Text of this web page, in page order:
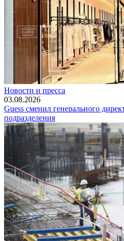
Новости и пресса
03.08.2026
Guess сменил генерального
подразделения